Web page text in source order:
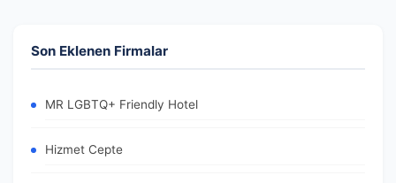
Son Eklenen Firmalar
MR LGBTQ+ Friendly Hotel
Hizmet Cepte